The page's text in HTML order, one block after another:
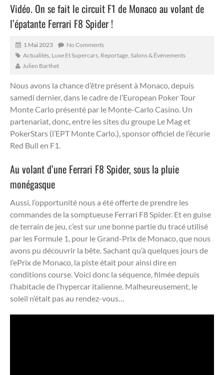
Vidéo. On se fait le circuit F1 de Monaco au volant de
l’épatante Ferrari F8 Spider !
1 Mai 2023
No Comments
Actualités Luxe Et Supercars Reportage Salons & Événements
Julien Barthet
Nous avons la chance d’être présent à Monaco, depuis
samedi dernier, dans le cadre de l’European Poker Tour
Monte Carlo présenté par le Monte-Carlo Casino. Un
partenariat, donc, entre les sites du groupe Le Mag et
PokerStars (l’EPT Monte Carlo.), sponsor officiel de l’écurie
Red Bull en F1.
Au volant d’une Ferrari F8 Spider, sous la pluie
monégasque
Aussi, l’opportunité nous a été offerte de prendre les
commandes de la somptueuse Ferrari F8 Spider. Et en guise
de terrain de jeu, c’est sur une bonne partie du tracé utilisé
par les Formule 1, pour le Grand-Prix de Monaco, que nous
avons pu découvrir la bête. Sachant qu’à quelques jours de
l’ePrix de Monaco, la piste était pour ainsi dire en
conditions course. Voici donc la séquence, filmée depuis
l’habitacle de l’hypercar italienne. Malheureusement, le
soleil n’était pas au rendez-vous…